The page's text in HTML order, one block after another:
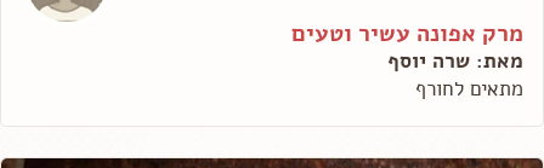
מרק אפונה עשיר וטעים
מאת: שרה יוסף
מתאים לחורף